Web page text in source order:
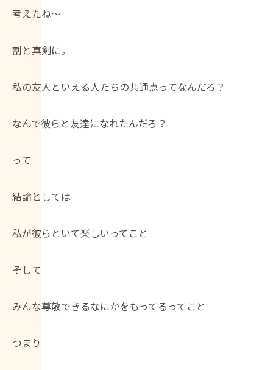
考えたね～
割と真剣に。
私の友人といえる人たちの共通点ってなんだろ？
なんで彼らと友達になれたんだろ？
って
結論としては
私が彼らといて楽しいってこと
そして
みんな尊敬できるなにかをもってるってこと
つまり